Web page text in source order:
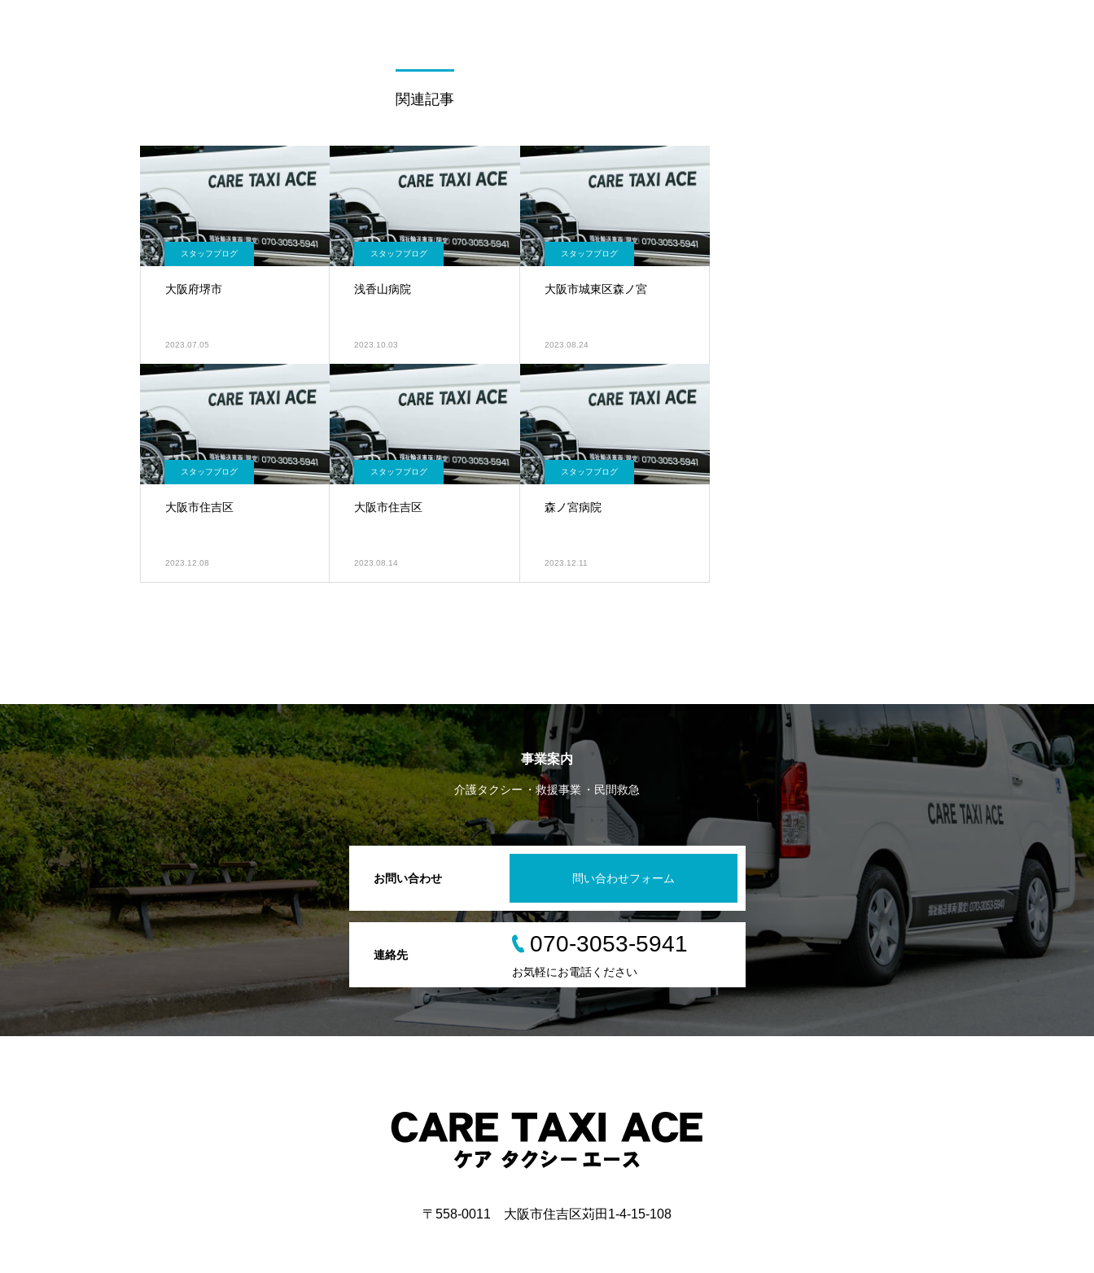
関連記事
スタッフブログ
大阪府堺市
2023.07.05
スタッフブログ
浅香山病院
2023.10.03
スタッフブログ
大阪市城東区森ノ宮
2023.08.24
スタッフブログ
大阪市住吉区
2023.12.08
スタッフブログ
大阪市住吉区
2023.08.14
スタッフブログ
森ノ宮病院
2023.12.11
事業案内
介護タクシー 救援事業 民間救急
お問い合わせ 問い合わせフォーム
連絡先 070-3053-5941
お気軽にお電話ください
〒558-0011 大阪市住吉区苅田1-4-15-108